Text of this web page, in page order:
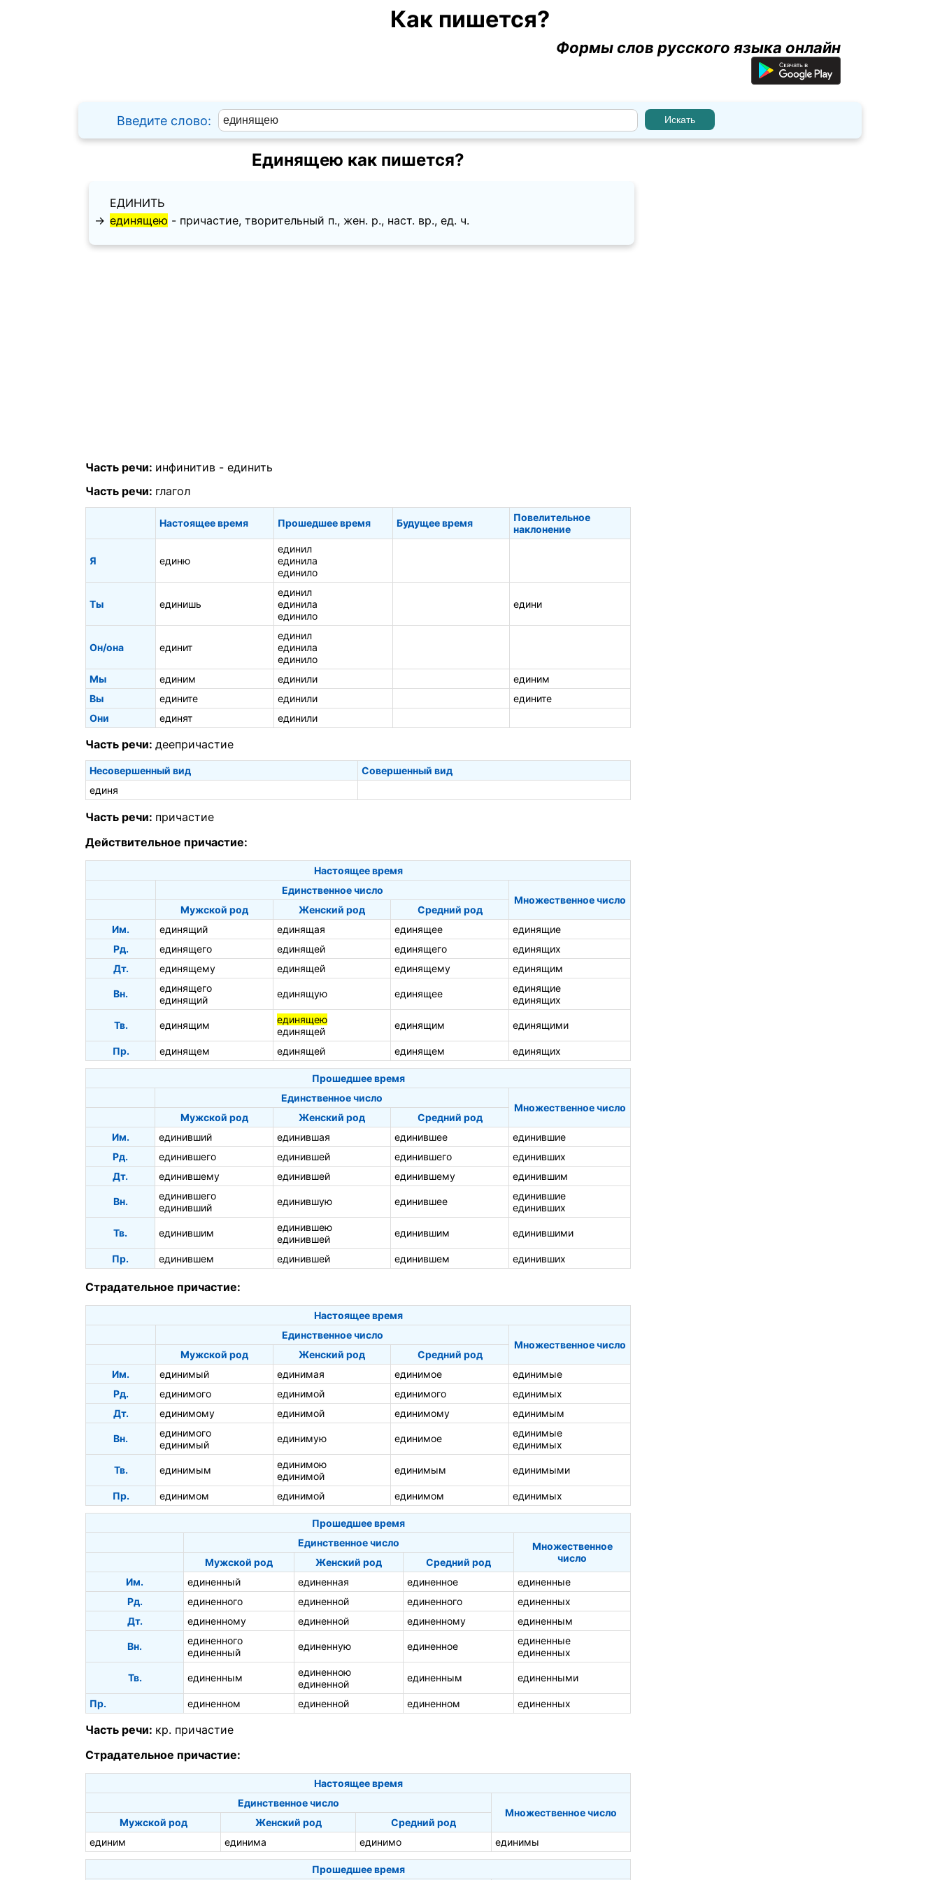
Как пишется?
Формы слов русского языка онлайн
Введите слово:
Единящею как пишется?
ЕДИНИТЬ
→ единящею - причастие, творительный п., жен. p., наст. вр., ед. ч.
Часть речи: инфинитив - единить
Часть речи: глагол
Настоящее время Прошедшее время Будущее время
Повелительное
наклонение
Я единю
единил
единила
единило
Ты единишь
единил
единила
единило
едини
Он/она единит
единил
единила
единило
Мы
единим единили
единим
Вы
едините единили
едините
Они
единят единили
Часть речи: деепричастие
Несовершенный вид
Совершенный вид
единя
Часть речи: причастие
Действительное причастие:
Настоящее время
Единственное число
Множественное число
Мужской род
Женский род
Средний род
Им.
единящий единящая единящее
единящие
Рд.
единящего единящей единящего
единящих
Дт.
единящему единящей единящему единящим
Вн.
единящего
единящий
единящую единящее
единящие
единящих
Тв. единящим
единящею
единящей
единящим единящими
Пр. единящем единящей единящем единящих
Прошедшее время
Единственное число
Множественное число
Мужской род
Женский род
Средний род
Им.
единивший единившая единившее
единившие
Рд.
единившего единившей единившего
единивших
Дт.
единившему единившей единившему единившим
Вн.
единившего
единивший
единившую единившее
единившие
единивших
Тв. единившим
единившею
единившей
единившим единившими
Пр. единившем единившей единившем единивших
Страдательное причастие:
Настоящее время
Единственное число
Множественное число
Мужской род
Женский род
Средний род
Им.
единимый единимая единимое
единимые
Рд.
единимого единимой единимого
единимых
Дт.
единимому единимой единимому единимым
Вн.
единимого
единимый
единимую единимое
единимые
единимых
Тв. единимым
единимою
единимой
единимым единимыми
Пр. единимом единимой единимом единимых
Прошедшее время
Единственное число
Множественное
число
Мужской род Женский род
Средний род
Им.
единенный единенная единенное
единенные
Рд.
единенного единенной единенного
единенных
Дт.
единенному единенной единенному единенным
Вн.
единенного
единенный
единенную единенное
единенные
единенных
Тв. единенным
единенною
единенной
единенным единенными
Пр. единенном единенной единенном единенных
Часть речи: кр. причастие
Страдательное причастие:
Настоящее время
Единственное число
Множественное число
Мужской род
Женский род
Средний род
единим
единима единимо единимы
Прошедшее время